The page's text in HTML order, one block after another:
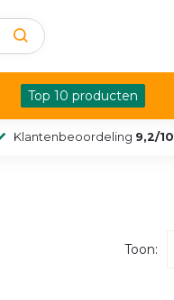
Top 10 producten
Klantenbeoordeling 9,2/10
Toon: